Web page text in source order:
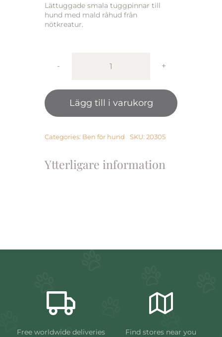
Lättuggade smala tuggpinnar till
hund med mald råhud från
nötkreatur.
Treateaters
Natural
10
100
ca
700g
Lägg till i varukorg
Categories: Ben för hund SKU: 20305
Ytterligare information
Free worldwide deliveries Find stores near you